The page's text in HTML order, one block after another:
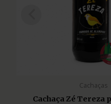
Cachaças
Cachaça Zé Tereza